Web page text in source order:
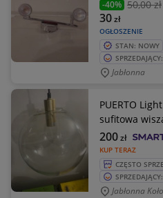
-40% 50,00 zł
OGŁOSZENIE
30zł
STAN: NOWY
Jabłonna
PUERTO
sufitowa
KUP TERAZ
200zł
CZĘSTO
Jabłonna